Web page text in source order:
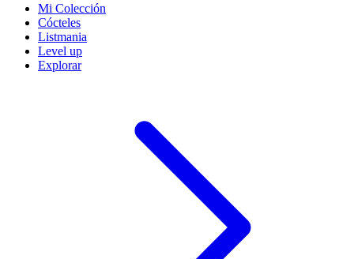
Mi Colección
Cócteles
Listmania
Level up
Explorar